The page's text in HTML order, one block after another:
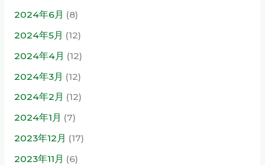
2024年6月 (8)
2024年5月 (12)
2024年4月 (12)
2024年3月 (12)
2024年2月 (12)
2024年1月 (7)
2023年12月 (17)
2023年11月 (6)